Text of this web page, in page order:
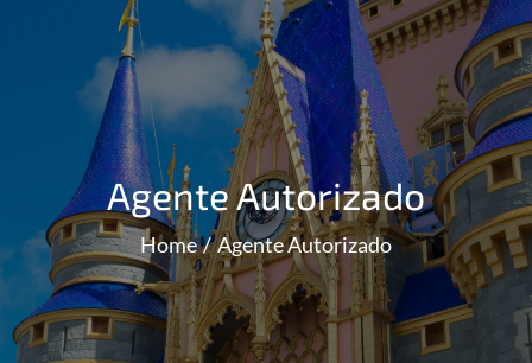
Agente Autorizado
Home Agente Autorizado